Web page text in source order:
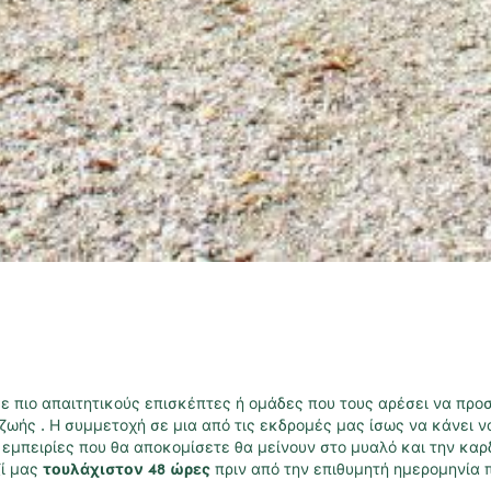
απαιτητικούς επισκέπτες ή ομάδες που τους αρέσει να
. Η συμμετοχή σε μια από τις εκδρομές μας ίσως να κάνει
που θα αποκομίσετε θα μείνουν στο μυαλό και την
μας τουλάχιστον 48 ώρεςπριν από την επιθυμητή ημερομηνία